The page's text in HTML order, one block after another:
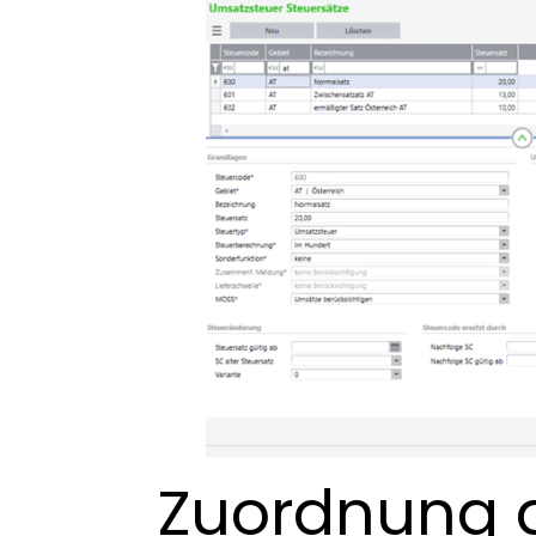
Zuordnung